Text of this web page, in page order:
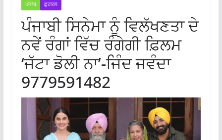
ਪੰਜਾਬ ਫ਼ੁਟਕਲ
ਪੰਜਾਬੀ ਸਿਨੇਮਾ ਨੂੰ ਵਿਲੱਖਣਤਾ ਦੇ
ਨਵੇਂ ਰੰਗਾਂ ਵਿੱਚ ਰੰਗੇਗੀ ਫ਼ਿਲਮ
‘ਜੱਟਾ ਡੋਲੀ ਨਾ’-ਜਿੰਦ ਜਵੰਦਾ
9779591482